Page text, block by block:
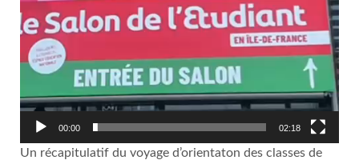
00:00 02:18
Un récapitulatif du voyage d’orientaton des classes de